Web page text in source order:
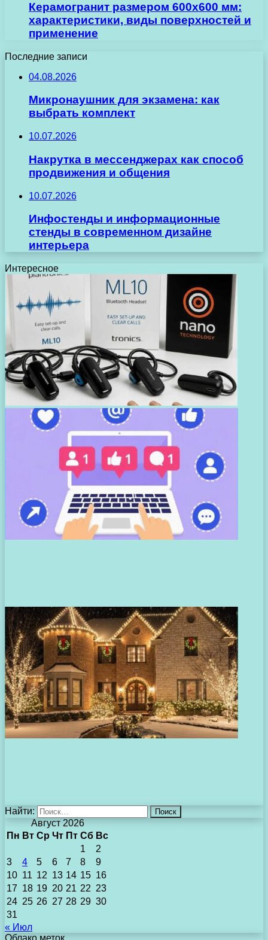
Керамогранит размером 600х600 мм:
характеристики, виды поверхностей и
применение
Последние записи
04.08.2026
Микронаушник для экзамена: как
выбрать комплект
10.07.2026
Накрутка в мессенджерах как способ
продвижения и общения
10.07.2026
Инфостенды и информационные
стенды в современном дизайне
интерьера
Интересное
Найти:
Август 2026
Пн Вт Ср Чт Пт Сб Вс
1
2
3
4 5 6 7 8
9
10 11 12 13 14 15 16
17 18 19 20 21 22 23
24 25 26 27 28 29 30
31
« Июл
Облако меток